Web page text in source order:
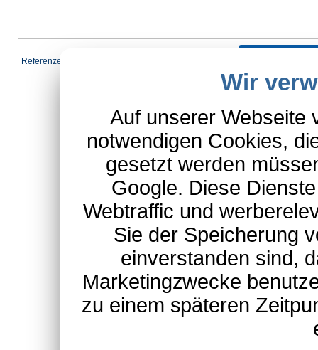
Referenzen
*Schulte-Hauptkatalog,
Wir
Auf unserer Webseite
notwendigen Cookies,
gesetzt werden
Google. Diese
Webtraffic und
Sie der Speicherung
einverstanden sind,
Marketingzwecke
zu einem späteren